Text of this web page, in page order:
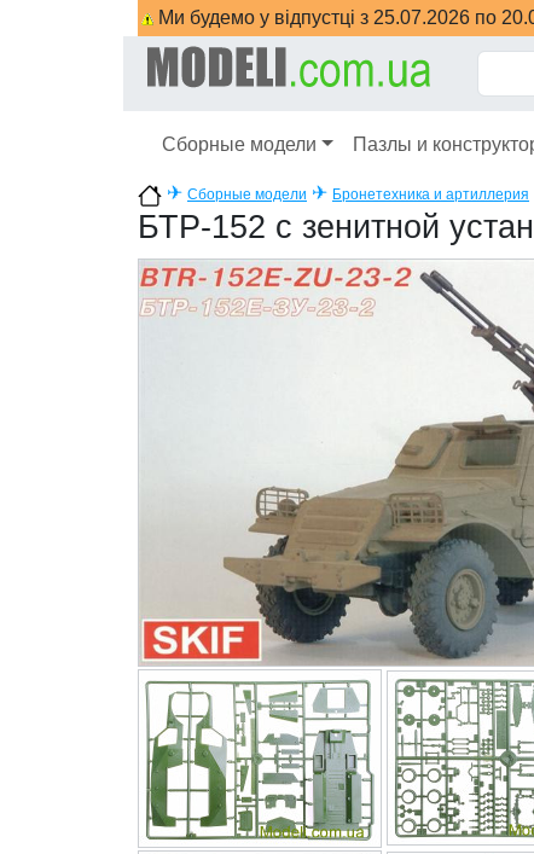
Ми будемо у відпустці з 25.07.2026 по
Сборные модели Пазлы и
✈ Сборные модели ✈ Бронетехника и артиллерия
БТР-152 с зенитной